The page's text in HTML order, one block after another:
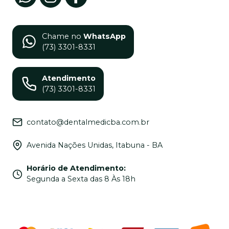
Chame no WhatsApp
(73) 3301-8331
Atendimento
(73) 3301-8331
contato@dentalmedicba.com.br
Avenida Nações Unidas, Itabuna - BA
Horário de Atendimento:
Segunda a Sexta das 8 Às 18h